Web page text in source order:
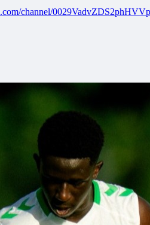
channel/